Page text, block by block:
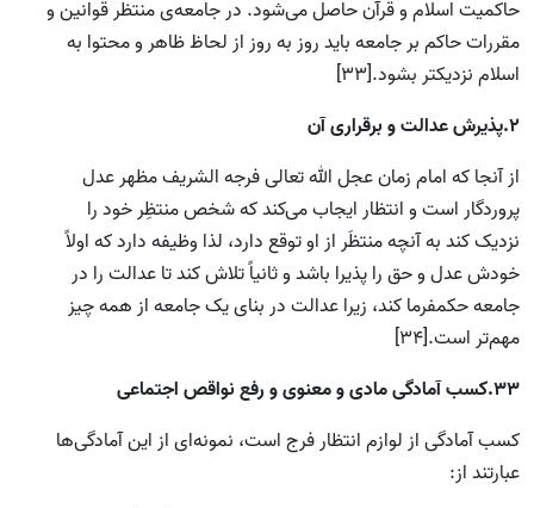
حاکمیت اسلام و قرآن حاصل می‌شود. در جامعه‌ی منتظر قوانین و
مقررات حاکم بر جامعه باید روز به روز از لحاظ ظاهر و محتوا به
اسلام نزدیکتر بشود.[33]
2.پذیرش عدالت و برقراری آن
از آنجا که امام زمان عجل الله تعالی فرجه الشریف مظهر عدل
پروردگار است و انتظار ایجاب می‌کند که شخص منتظِر خود را
نزدیک کند به آنچه منتظَر از او توقع دارد، لذا وظیفه دارد که اولاً
خودش عدل و حق را پذیرا باشد و ثانیاً تلاش کند تا عدالت را در
جامعه حکمفرما کند، زیرا عدالت در بنای یک جامعه از همه چیز
مهم‌تر است.[34]
۳3.
کسب آمادگی‌ مادی و معنوی و رفع نواقص اجتماعی
کسب آمادگی از لوازم انتظار فرج است، نمونه‌ای از این آمادگی‌ها
عبارتند از: